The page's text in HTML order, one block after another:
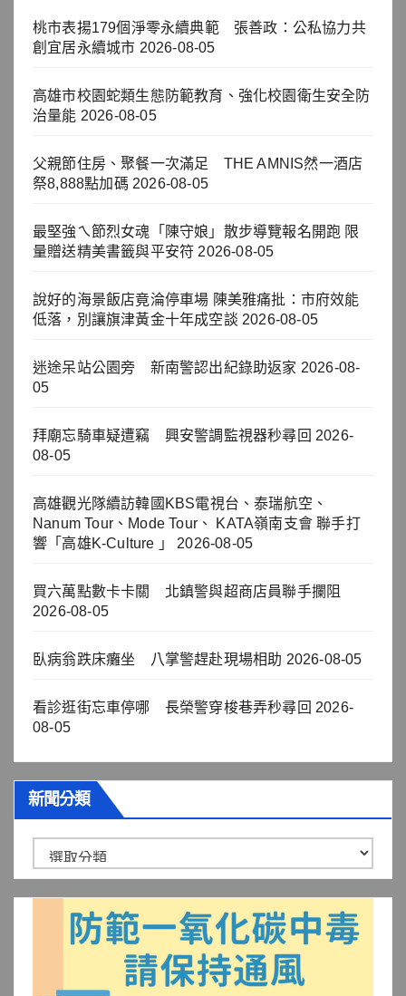
桃市表揚179個淨零永續典範 張善政：公私協力共
創宜居永續城市 2026-08-05
高雄市校園蛇類生態防範教育、強化校園衛生安全防
治量能 2026-08-05
父親節住房、聚餐一次滿足 THE AMNIS然一酒店
祭8,888點加碼 2026-08-05
最堅強ㄟ節烈女魂「陳守娘」散步導覽報名開跑 限
量贈送精美書籤與平安符 2026-08-05
說好的海景飯店竟淪停車場 陳美雅痛批：市府效能
低落，別讓旗津黃金十年成空談 2026-08-05
迷途呆站公園旁 新南警認出紀錄助返家 2026-08-
05
拜廟忘騎車疑遭竊 興安警調監視器秒尋回 2026-
08-05
高雄觀光隊續訪韓國KBS電視台、泰瑞航空、
Nanum Tour、Mode Tour、 KATA嶺南支會 聯手打
響「高雄K-Culture 」
2026-08-05
買六萬點數卡卡關 北鎮警與超商店員聯手攔阻
2026-08-05
臥病翁跌床癱坐 八掌警趕赴現場相助 2026-08-05
看診逛街忘車停哪 長榮警穿梭巷弄秒尋回 2026-
08-05
新聞分類
聞